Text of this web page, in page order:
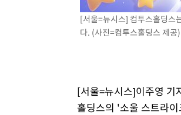
백운산서 80년근 천종산삼 9뿌
선재도서 해루질 나섰다 실종 60
남자 농구, 나고야 아시안게임서 '홈
축구협회 "압수수색·성접대 논란
[속보]'압수수색·성접대 논란' 축구
[서울=뉴시스] 컴투스홀딩스
다. (사진=컴투스홀딩스 제공
[서울=뉴시스]이주영 기
홀딩스의 '소울 스트라